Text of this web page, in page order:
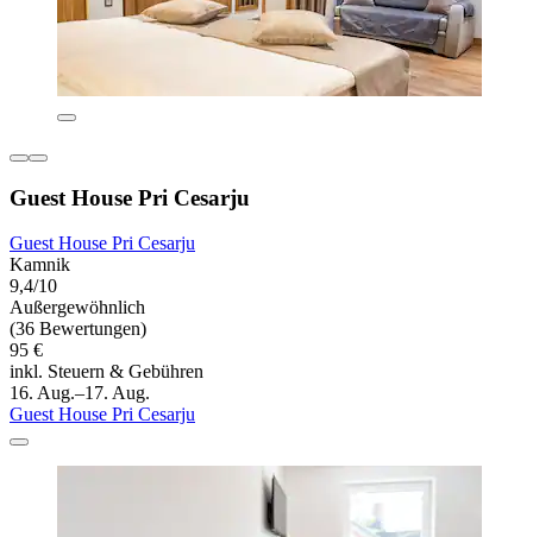
Guest House Pri Cesarju
Guest House Pri Cesarju
Kamnik
9,4/10
Außergewöhnlich
(36 Bewertungen)
95 €
inkl. Steuern & Gebühren
16. Aug.–17. Aug.
Guest House Pri Cesarju